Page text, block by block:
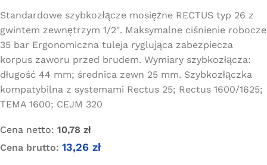
Standardowe szybkozłącze mosiężne RECTUS typ 26 z
gwintem zewnętrzym 1/2″. Maksymalne ciśnienie robocze
35 bar Ergonomiczna tuleja ryglująca zabezpiecza
korpus zaworu przed brudem. Wymiary szybkozłącza:
długość 44 mm; średnica zewn 25 mm. Szybkozłączka
kompatybilna z systemami Rectus 25; Rectus 1600/1625;
TEMA 1600; CEJM 320
Cena netto: 10,78 zł
Cena brutto: 13,26 zł